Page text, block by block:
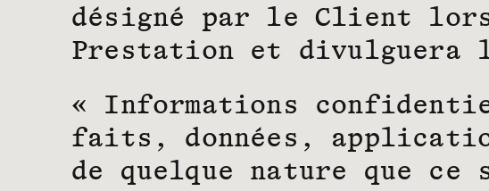
désigné par le Client lors
Prestation et divulguera
« Informations
faits, données,
de quelque nature que